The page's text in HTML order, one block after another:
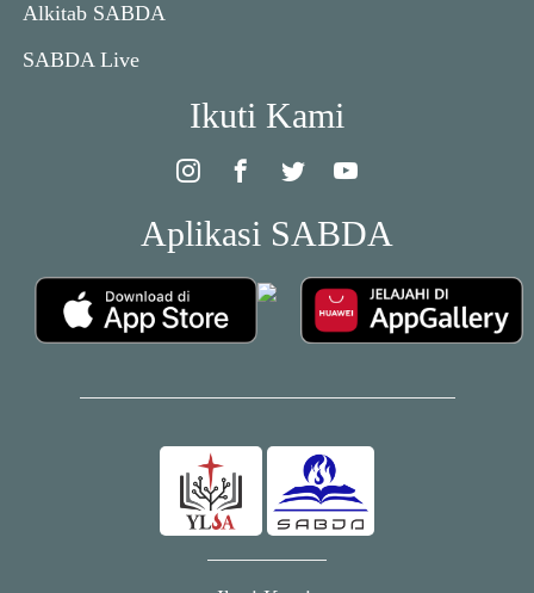
Alkitab SABDA
SABDA Live
Ikuti Kami
Aplikasi SABDA